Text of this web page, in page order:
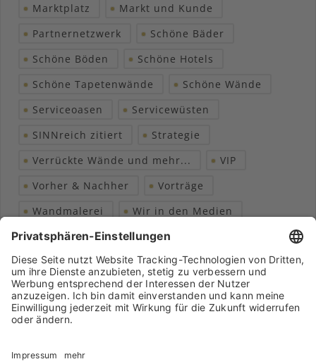
Marktplatz
Markt und Kunde
Partnernetzwerk
Schöne Bäder
Schöne Böden
Schöne Hotels
Schöne Tapetenwände
Schöne Wände
Serviceoasen
Servicewüsten
SINNreich zitiert
Strategie
Verrückte Wände und mehr...
VIP
Vorher & Nachher
Vorträge
Wandmalerei
Wir in den Medien
Wohngesundheit
Markenpartner